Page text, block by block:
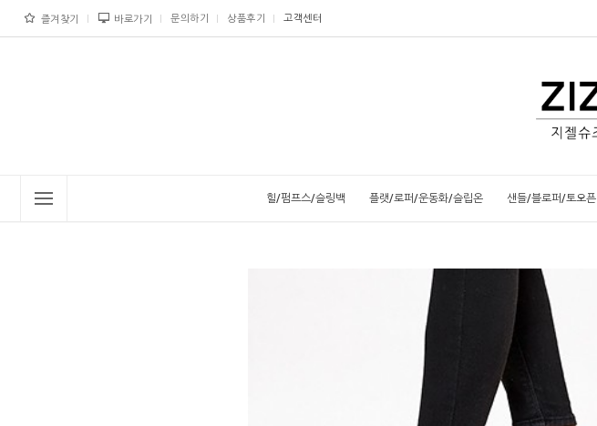
즐겨찾기 바로가기 문의하기 상품후기 고객센터
힐/펌프스/슬링백 플랫/로퍼/운동화/슬립온 샌들/블로퍼/토오픈